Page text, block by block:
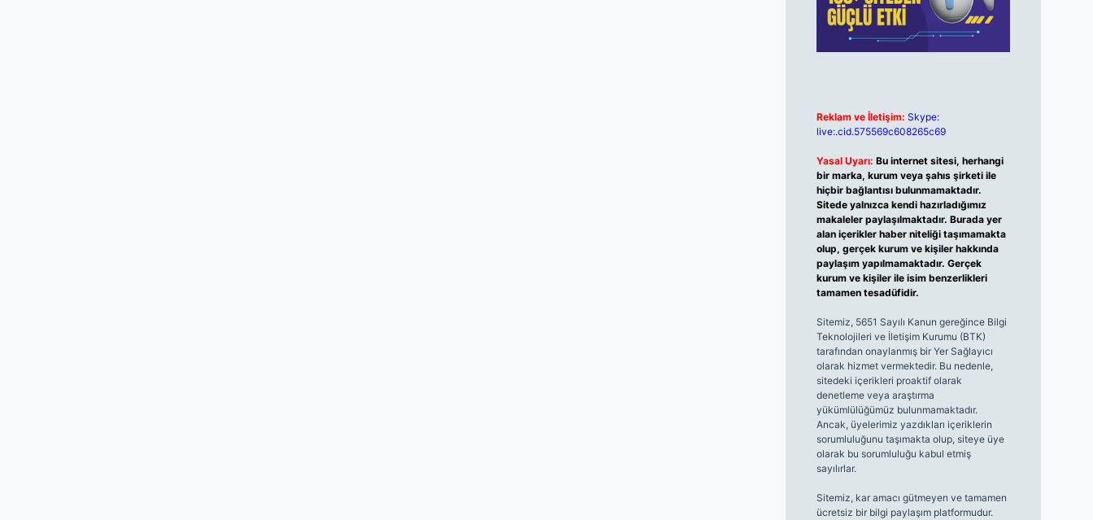
Reklam ve İletişim: Skype:
live:.cid.575569c608265c69
Yasal Uyarı: Bu internet sitesi, herhangi
bir marka, kurum veya şahıs şirketi ile
hiçbir bağlantısı bulunmamaktadır.
Sitede yalnızca kendi hazırladığımız
makaleler paylaşılmaktadır. Burada yer
alan içerikler haber niteliği taşımamakta
olup, gerçek kurum ve kişiler hakkında
paylaşım yapılmamaktadır. Gerçek
kurum ve kişiler ile isim benzerlikleri
tamamen tesadüfidir.
Sitemiz, 5651 Sayılı Kanun gereğince Bilgi
Teknolojileri ve İletişim Kurumu (BTK)
tarafından onaylanmış bir Yer Sağlayıcı
olarak hizmet vermektedir. Bu nedenle,
sitedeki içerikleri proaktif olarak
denetleme veya araştırma
yükümlülüğümüz bulunmamaktadır.
Ancak, üyelerimiz yazdıkları içeriklerin
sorumluluğunu taşımakta olup, siteye üye
olarak bu sorumluluğu kabul etmiş
sayılırlar.
Sitemiz, kar amacı gütmeyen ve tamamen
ücretsiz bir bilgi paylaşım platformudur.